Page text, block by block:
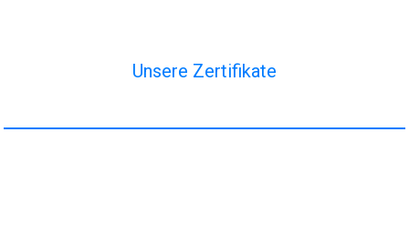
Unsere Zertifikate